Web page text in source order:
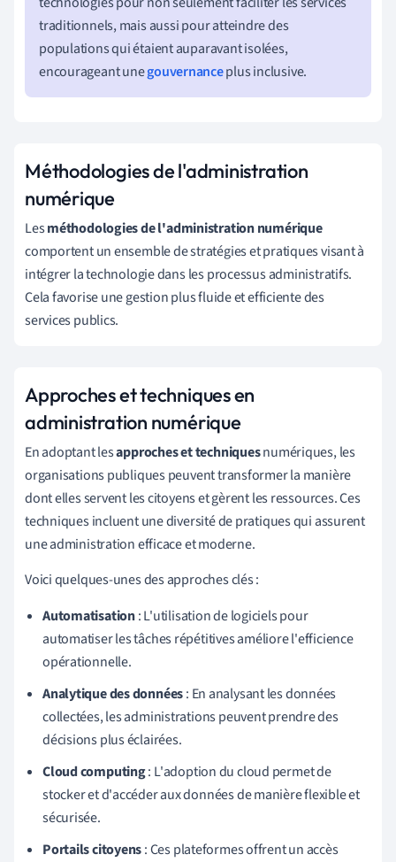
traditionnels, mais aussi pour atteindre des
populations qui étaient auparavant isolées,
encourageant unegouvernanceplus inclusive.
Méthodologies de l'administration
numérique
Lesméthodologies de l'administration numérique
comportent un ensemble de stratégies et pratiques visant à
intégrer la technologie dans les processus administratifs.
Cela favorise une gestion plus fluide et efficiente des
services publics.
Approches et techniques en
administration numérique
En adoptant lesapproches et techniquesnumériques, les
organisations publiques peuvent transformer la manière
dont elles servent les citoyens et gèrent les ressources. Ces
techniques incluent une diversité de pratiques qui assurent
une administration efficace et moderne.
Voici quelques-unes des approches clés :
Automatisation: L'utilisation de logiciels pour
automatiser les tâches répétitives améliore l'efficience
opérationnelle.
Analytique des données: En analysant les données
collectées, les administrations peuvent prendre des
décisions plus éclairées.
Cloud computing: L'adoption du cloud permet de
stocker et d'accéder aux données de manière flexible et
sécurisée.
Portails citoyens: Ces plateformes offrent un accès